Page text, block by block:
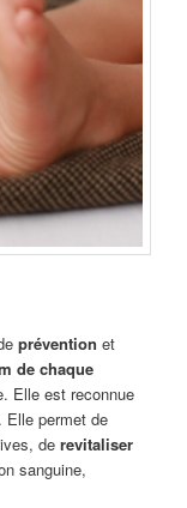
prévention et
de chaque
Elle est reconnue
Elle permet de
derevitaliser
sanguine,